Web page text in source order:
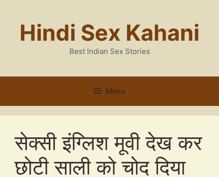
contentHindi Sex Kahani
Best Indian Sex Stories
Menu
सेक्सी इंग्लिश मूवी देख कर
छोटी साली को चोद दिया